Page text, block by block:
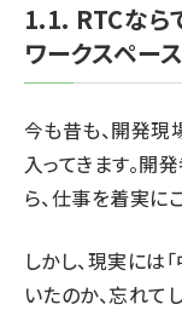
1.1. RTCなら
ワークスペー
今も昔も、開発現
入ってきます。開
ら、仕事を着実に
しかし、現実には
いたのか、忘れて